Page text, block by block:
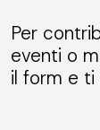
Per
eventi o
il form e